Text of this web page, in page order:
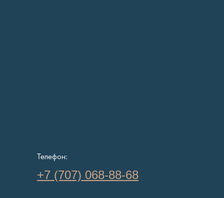
+7 (707) 068-88-68
Телефон: